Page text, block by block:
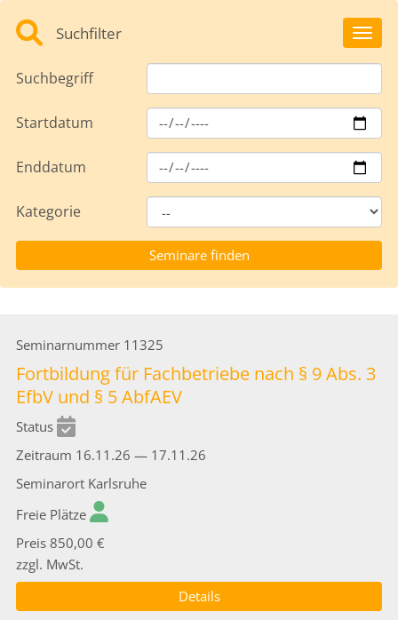
Suchfilter
Suchbegriff
Startdatum
Enddatum
Kategorie
Seminarnummer 11325
Fortbildung für Fachbetriebe nach § 9 Abs. 3
EfbV und § 5 AbfAEV
Status
Zeitraum 16.11.26 — 17.11.26
Seminarort Karlsruhe
Freie Plätze
Preis 850,00 €
zzgl. MwSt.
Details